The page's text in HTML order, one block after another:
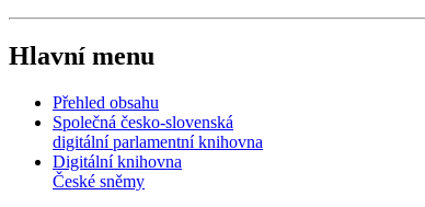
Hlavní menu
Přehled obsahu
Společná česko-slovenská
digitální parlamentní knihovna
Digitální knihovna
České sněmy